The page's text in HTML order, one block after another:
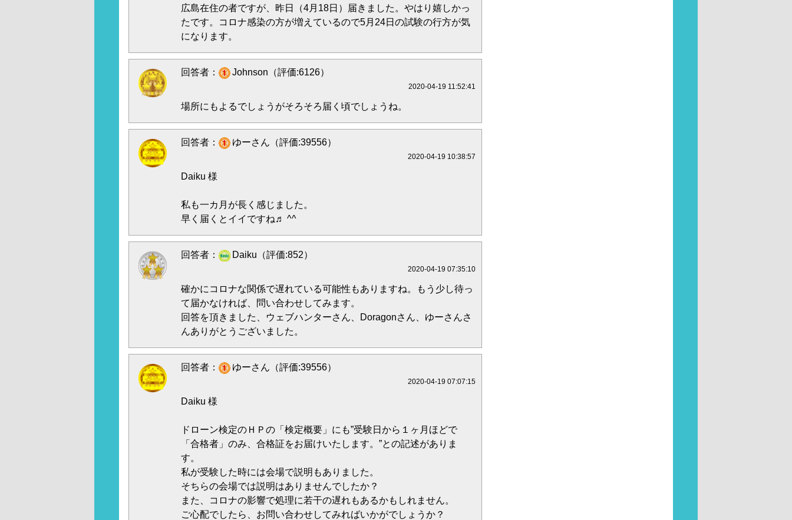
広島在住の者ですが、昨日（4月18日）届きました。やはり嬉しかっ
たです。コロナ感染の方が増えているので5月24日の試験の行方が気
になります。
回答者： Johnson（評価:6126）
2020-04-19 11:52:41
場所にもよるでしょうがそろそろ届く頃でしょうね。
回答者： ゆーさん（評価:39556）
2020-04-19 10:38:57
Daiku 様
私も一カ月が長く感じました。
早く届くとイイですね♬ ^^
回答者： Daiku（評価:852）
2020-04-19 07:35:10
確かにコロナな関係で遅れている可能性もありますね。もう少し待っ
て届かなければ、問い合わせしてみます。
回答を頂きました、ウェブハンターさん、Doragonさん、ゆーさんさ
んありがとうございました。
回答者： ゆーさん（評価:39556）
2020-04-19 07:07:15
Daiku 様
ドローン検定のＨＰの「検定概要」にも”受験日から１ヶ月ほどで
「合格者」のみ、合格証をお届けいたします。”との記述がありま
す。
私が受験した時には会場で説明もありました。
そちらの会場では説明はありませんでしたか？
また、コロナの影響で処理に若干の遅れもあるかもしれません。
ご心配でしたら、お問い合わせしてみればいかがでしょうか？